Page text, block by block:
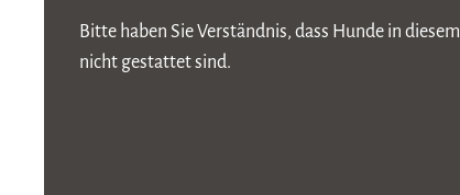
Bitte haben Sie Verständnis, dass Hunde in
nicht gestattet sind.